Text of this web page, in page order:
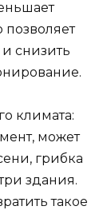
позволяет
снизить
климата:
может
грибка
здания.
такое